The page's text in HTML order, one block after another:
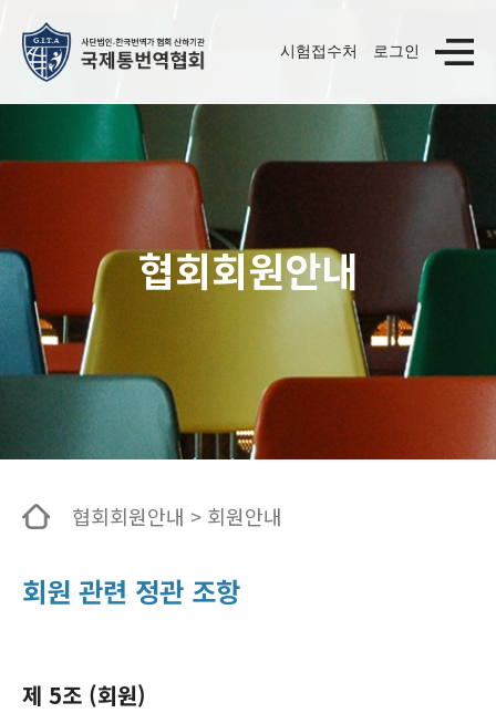
시험접수처 로그인
협회회원안내
협회회원안내 > 회원안내
회원 관련 정관 조항
제 5조 (회원)